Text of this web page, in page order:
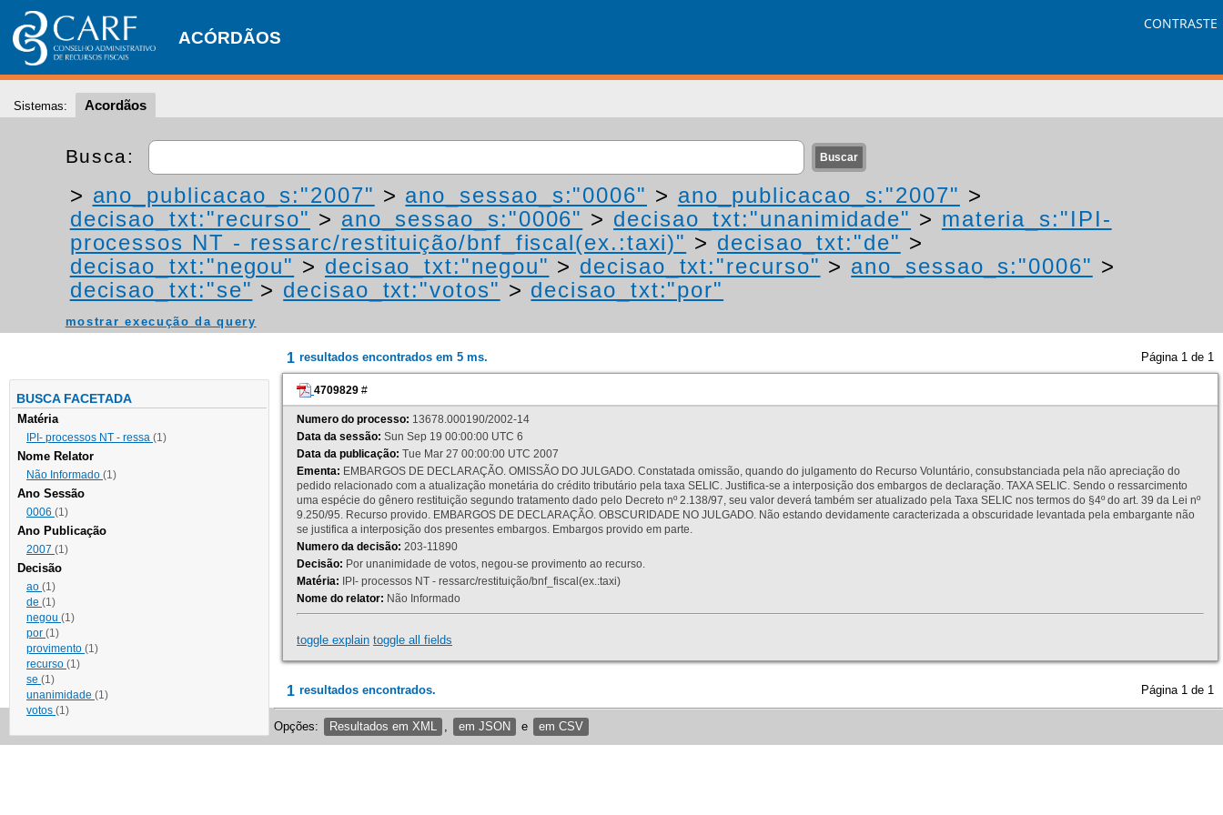
ACÓRDÃOS
CONTRASTE
Sistemas: Acordãos
Busca:
> ano_publicacao_s:"2007" > ano_sessao_s:"0006" > ano_publicacao_s:"2007" >
decisao_txt:"recurso" > ano_sessao_s:"0006" > decisao_txt:"unanimidade" > materia_s:"IPI-
processos NT - ressarc/restituição/bnf_fiscal(ex.:taxi)" > decisao_txt:"de" >
decisao_txt:"negou" > decisao_txt:"negou" > decisao_txt:"recurso" > ano_sessao_s:"0006" >
decisao_txt:"se" > decisao_txt:"votos" > decisao_txt:"por"
mostrar execução da query
BUSCA FACETADA
Matéria
IPI- processos NT - ressa (1)
Nome Relator
Não Informado (1)
Ano Sessão
0006 (1)
Ano Publicação
2007 (1)
Decisão
ao (1)
de (1)
negou (1)
por (1)
provimento (1)
recurso (1)
se (1)
unanimidade (1)
votos (1)
1 resultados encontrados em 5 ms. Página 1 de 1
4709829 #
Numero do processo: 13678.000190/2002-14
Data da sessão: Sun Sep 19 00:00:00 UTC 6
Data da publicação: Tue Mar 27 00:00:00 UTC 2007
Ementa: EMBARGOS DE DECLARAÇÃO. OMISSÃO DO JULGADO. Constatada omissão, quando do julgamento do Recurso Voluntário, consubstanciada pela não apreciação do
pedido relacionado com a atualização monetária do crédito tributário pela taxa SELIC. Justifica-se a interposição dos embargos de declaração. TAXA SELIC. Sendo o ressarcimento
uma espécie do gênero restituição segundo tratamento dado pelo Decreto nº 2.138/97, seu valor deverá também ser atualizado pela Taxa SELIC nos termos do §4º do art. 39 da Lei nº
9.250/95. Recurso provido. EMBARGOS DE DECLARAÇÃO. OBSCURIDADE NO JULGADO. Não estando devidamente caracterizada a obscuridade levantada pela embargante não
se justifica a interposição dos presentes embargos. Embargos provido em parte.
Numero da decisão: 203-11890
Decisão: Por unanimidade de votos, negou-se provimento ao recurso.
Matéria: IPI- processos NT - ressarc/restituição/bnf_fiscal(ex.:taxi)
Nome do relator: Não Informado
toggle explain toggle all fields
1 resultados encontrados. Página 1 de 1
Opções: Resultados em XML em JSON e em CSV